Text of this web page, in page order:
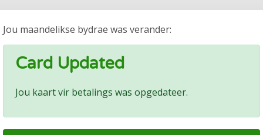
Jou maandelikse bydrae was verander:
Card Updated
Jou kaart vir betalings was opgedateer.